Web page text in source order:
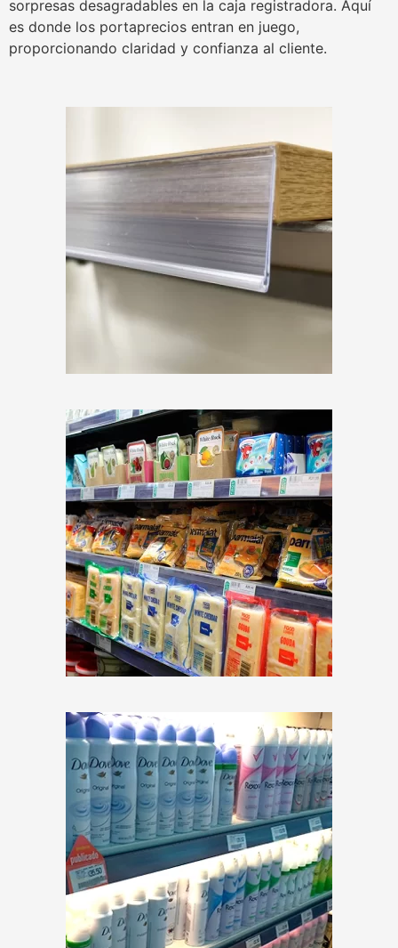
sorpresas desagradables en la caja registradora. Aquí
es donde los portaprecios entran en juego,
proporcionando claridad y confianza al cliente.